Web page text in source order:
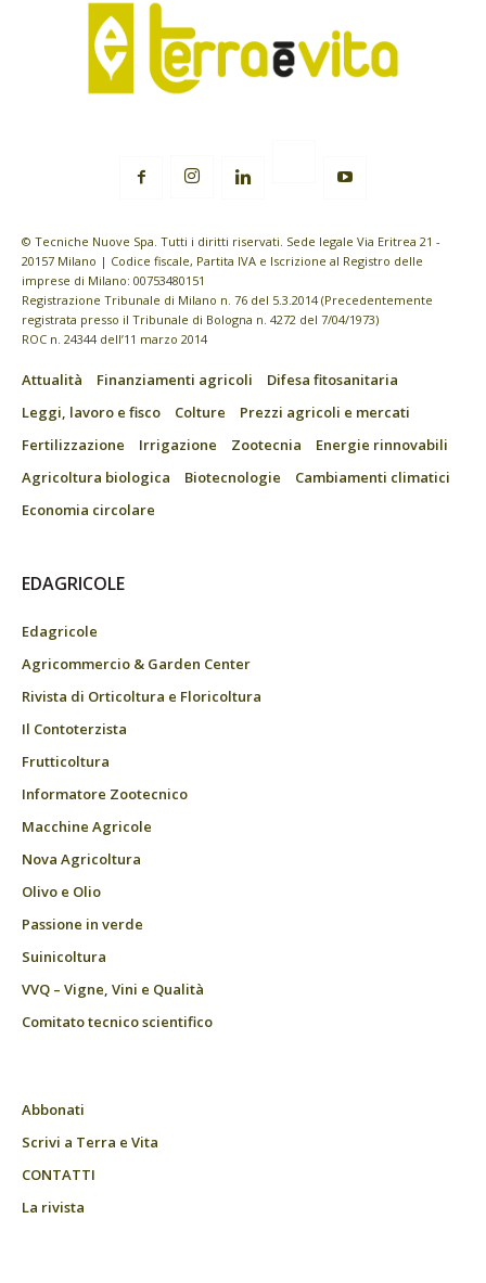
© Tecniche Nuove Spa. Tutti i diritti riservati. Sede legale Via Eritrea 21 -
20157 Milano | Codice fiscale, Partita IVA e Iscrizione al Registro delle
imprese di Milano: 00753480151
Registrazione Tribunale di Milano n. 76 del 5.3.2014 (Precedentemente
registrata presso il Tribunale di Bologna n. 4272 del 7/04/1973)
ROC n. 24344 dell’11 marzo 2014
Attualità Finanziamenti agricoli
Difesa fitosanitaria
Leggi, lavoro e fisco
Colture
Prezzi agricoli e mercati
Fertilizzazione
Irrigazione Zootecnia
Energie rinnovabili
Agricoltura biologica
Biotecnologie
Cambiamenti climatici
Economia circolare
EDAGRICOLE
Edagricole
Agricommercio & Garden Center
Rivista di Orticoltura e Floricoltura
Il Contoterzista
Frutticoltura
Informatore Zootecnico
Macchine Agricole
Nova Agricoltura
Olivo e Olio
Passione in verde
Suinicoltura
VVQ – Vigne, Vini e Qualità
Comitato tecnico scientifico
Abbonati
Scrivi a Terra e Vita
CONTATTI
La rivista